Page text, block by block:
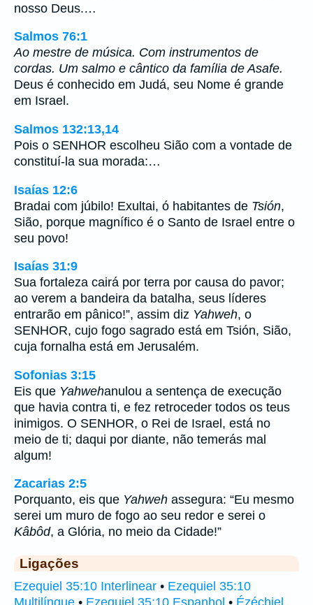
nosso Deus.…
Salmos 76:1
Ao mestre de música. Com instrumentos de
cordas. Um salmo e cântico da família de Asafe.
Deus é conhecido em Judá, seu Nome é grande
em Israel.
Salmos 132:13,14
Pois o SENHOR escolheu Sião com a vontade de
constituí-la sua morada:…
Isaías 12:6
Bradai com júbilo! Exultai, ó habitantes de Tsión,
Sião, porque magnífico é o Santo de Israel entre o
seu povo!
Isaías 31:9
Sua fortaleza cairá por terra por causa do pavor;
ao verem a bandeira da batalha, seus líderes
entrarão em pânico!”, assim diz Yahweh, o
SENHOR, cujo fogo sagrado está em Tsión, Sião,
cuja fornalha está em Jerusalém.
Sofonias 3:15
Eis que Yahwehanulou a sentença de execução
que havia contra ti, e fez retroceder todos os teus
inimigos. O SENHOR, o Rei de Israel, está no
meio de ti; daqui por diante, não temerás mal
algum!
Zacarias 2:5
Porquanto, eis que Yahweh assegura: “Eu mesmo
serei um muro de fogo ao seu redor e serei o
Kâbôd, a Glória, no meio da Cidade!”
Ligações
Ezequiel 35:10 Interlinear • Ezequiel 35:10